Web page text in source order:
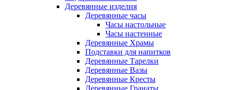
Деревянные изделия
Деревянные часы
Часы настольные
Часы настенные
Деревянные Храмы
Подставки для напитков
Деревянные Тарелки
Деревянные Вазы
Деревянные Кресты
Деревянные Гранаты